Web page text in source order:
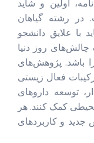
اولین و شاید
رشته گیاهان
با علایق دانشجو
چالش‌های روز دنیا
باشد. پژوهش‌های
فعال زیستی
توسعه داروهای
کمک کنند. هر
و کاربردهای